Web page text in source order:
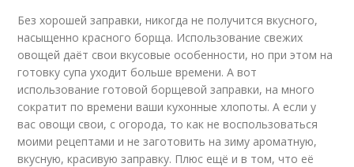
Без хорошей заправки, никогда не получится вкусного,
насыщенно красного борща. Использование свежих
овощей даёт свои вкусовые особенности, но при этом на
готовку супа уходит больше времени. А вот
использование готовой борщевой заправки, на много
сократит по времени ваши кухонные хлопоты. А если у
вас овощи свои, с огорода, то как не воспользоваться
моими рецептами и не заготовить на зиму ароматную,
вкусную, красивую заправку. Плюс ещё и в том, что её